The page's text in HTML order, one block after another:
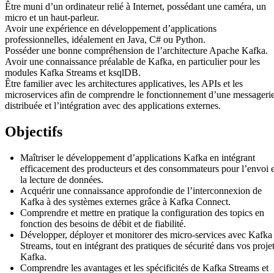
Être muni d’un ordinateur relié à Internet, possédant une caméra, un
micro et un haut-parleur.
Avoir une expérience en développement d’applications
professionnelles, idéalement en Java, C# ou Python.
Posséder une bonne compréhension de l’architecture Apache Kafka.
Avoir une connaissance préalable de Kafka, en particulier pour les
modules Kafka Streams et ksqlDB.
Être familier avec les architectures applicatives, les APIs et les
microservices afin de comprendre le fonctionnement d’une
distribuée et l’intégration avec des applications externes.
Objectifs
Maîtriser le développement d’applications Kafka en intégrant
efficacement des producteurs et des consommateurs pour l’envoi
la lecture de données.
Acquérir une connaissance approfondie de l’interconnexion de
Kafka à des systèmes externes grâce à Kafka Connect.
Comprendre et mettre en pratique la configuration des topics en
fonction des besoins de débit et de fiabilité.
Développer, déployer et monitorer des micro-services avec Kafka
Streams, tout en intégrant des pratiques de sécurité dans vos
Kafka.
Comprendre les avantages et les spécificités de Kafka Streams et